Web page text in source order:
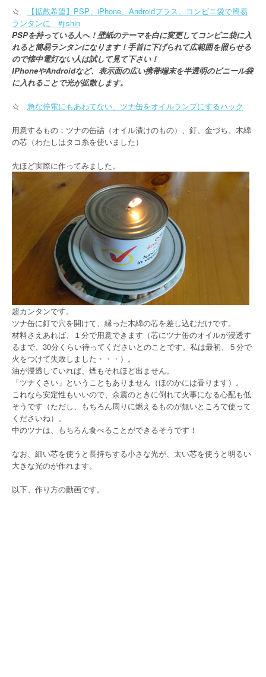
☆
【拡散希望】PSP、iPhone、Androidプラス、コンビニ袋で簡易
ランタンに #jishin
PSPを持っている人へ！壁紙のテーマを白に変更してコンビニ袋に入
れると簡易ランタンになります！手首に下げられて広範囲を照らせる
ので懐中電灯ない人は試して見て下さい！
IPhoneやAndroidなど、表示面の広い携帯端末を半透明のビニール袋
に入れることで光が拡散します。
☆ 急な停電にもあわてない、ツナ缶をオイルランプにするハック
用意するもの；ツナの缶詰（オイル漬けのもの）、釘、金づち、木綿
の芯（わたしはタコ糸を使いました）
先ほど実際に作ってみました。
超カンタンです。
ツナ缶に釘で穴を開けて、縁った木綿の芯を差し込むだけです。
材料さえあれば、１分で用意できます（芯にツナ缶のオイルが浸透す
るまで、30分くらい待ってくださいとのことです。私は最初、５分で
火をつけて失敗しました・・・）。
油が浸透していれば、煙もそれほど出ません。
「ツナくさい」ということもありません（ほのかには香ります）。
これなら安定性もいいので、余震のときに倒れて火事になる心配も低
そうです（ただし、もちろん周りに燃えるものが無いところで使って
くださいね）。
中のツナは、もちろん食べることができるそうです！
なお、細い芯を使うと長持ちする小さな光が、太い芯を使うと明るい
大きな光のが作れます。
以下、作り方の動画です。